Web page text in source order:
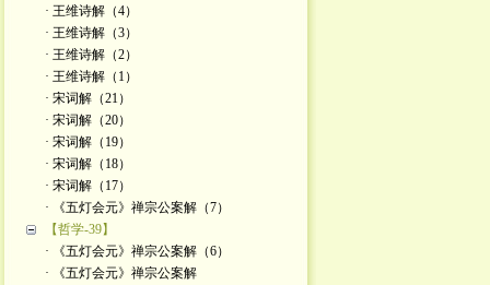
· 王维诗解（4）
· 王维诗解（3）
· 王维诗解（2）
· 王维诗解（1）
· 宋词解（21）
· 宋词解（20）
· 宋词解（19）
· 宋词解（18）
· 宋词解（17）
· 《五灯会元》禅宗公案解（7）
【哲学-39】
· 《五灯会元》禅宗公案解（6）
· 《五灯会元》禅宗公案解